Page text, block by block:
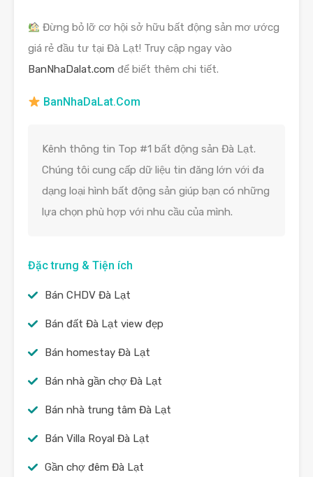
Đừng bỏ lỡ cơ hội sở hữu bất động sản mơ ướcg
giá rẻ đầu tư tại Đà Lạt! Truy cập ngay vào
BanNhaDalat.com để biết thêm chi tiết.
BanNhaDaLat.Com
Kênh thông tin Top #1 bất động sản Đà Lạt.
Chúng tôi cung cấp dữ liệu tin đăng lớn với đa
dạng loại hình bất động sản giúp bạn có những
lựa chọn phù hợp với nhu cầu của mình.
Đặc trưng & Tiện ích
Bán CHDV Đà Lạt
Bán đất Đà Lạt view đẹp
Bán homestay Đà Lạt
Bán nhà gần chợ Đà Lạt
Bán nhà trung tâm Đà Lạt
Bán Villa Royal Đà Lạt
Gần chợ đêm Đà Lạt